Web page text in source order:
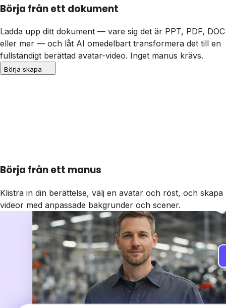
Börja från ett dokument
Ladda upp ditt dokument — vare sig det är PPT, PDF, DOC
eller mer — och låt AI omedelbart transformera det till en
fullständigt berättad avatar-video. Inget manus krävs.
Börja skapa
Börja från ett manus
Klistra in din berättelse, välj en avatar och röst, och skapa
videor med anpassade bakgrunder och scener.